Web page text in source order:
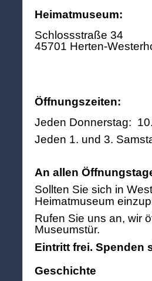
Heimatmuseum:
Schlossstraße 34
45701 Herten-
Öffnungszeiten:
Jeden Donnerstag:
Jeden 1. und 3.
An allen
Sollten Sie sich in
Heimatmuseum
Rufen Sie uns an, wir
Museumstür.
Eintritt frei. Spenden
Geschichte